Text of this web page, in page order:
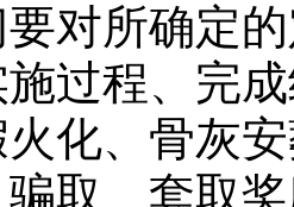
对所确定
过程、完
化、骨灰
取、套取